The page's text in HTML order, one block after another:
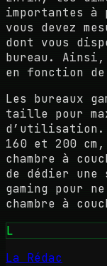
importantes à
vous devez
dont vous
bureau. Ainsi,
en fonction
Les bureaux
taille pour
d’utilisation.
160 et 200
chambre à
de dédier
gaming pour
chambre à
L
La Rédac